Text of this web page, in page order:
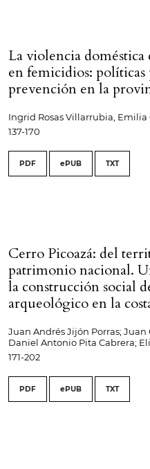
La violencia
en femicidios: políticas
prevención en la
Ingrid Rosas Villarrubia,
137-170
PDF ePUB TXT
Cerro Picoazá: del
patrimonio nacional.
la construcción social
arqueológico en la
Juan Andrés Jijón Porras; Juan
Daniel Antonio Pita Cabrera;
171-202
PDF ePUB TXT